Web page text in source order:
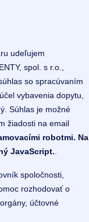
udeľujem
spol. s r.o.,
so spracúvaním
vybavenia dopytu,
Súhlas je možné
žiadosti na email
robotmi. Na
JavaScript.
spoločnosti,
rozhodovať o
účtovné